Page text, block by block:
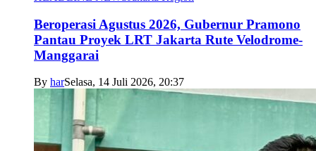
Beroperasi Agustus 2026, Gubernur Pramono
Pantau Proyek LRT Jakarta Rute Velodrome-
Manggarai
By harSelasa, 14 Juli 2026, 20:37